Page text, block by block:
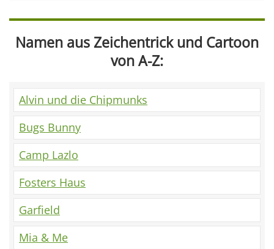
Namen aus Zeichentrick und Cartoon
von A-Z:
Alvin und die Chipmunks
Bugs Bunny
Camp Lazlo
Fosters Haus
Garfield
Mia & Me